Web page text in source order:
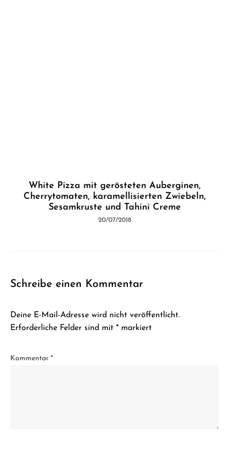
White Pizza mit gerösteten Auberginen,
Cherrytomaten, karamellisierten Zwiebeln,
Sesamkruste und Tahini Creme
20/07/2018
Schreibe einen Kommentar
Deine E-Mail-Adresse wird nicht veröffentlicht.
Erforderliche Felder sind mit * markiert
Kommentar *